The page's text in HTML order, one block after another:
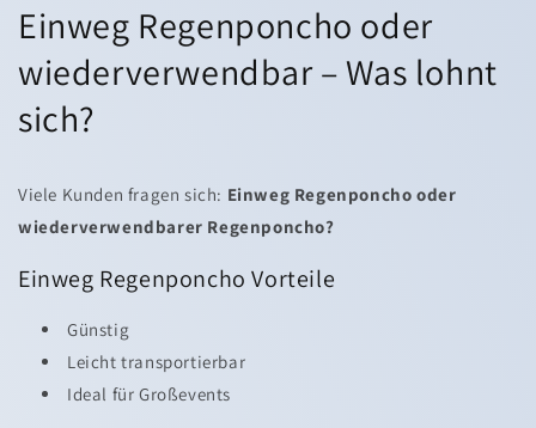
Einweg Regenponcho oder
wiederverwendbar – Was lohnt
sich?
Viele Kunden fragen sich: Einweg Regenponcho oder
wiederverwendbarer Regenponcho?
Einweg Regenponcho Vorteile
Günstig
Leicht transportierbar
Ideal für Großevents